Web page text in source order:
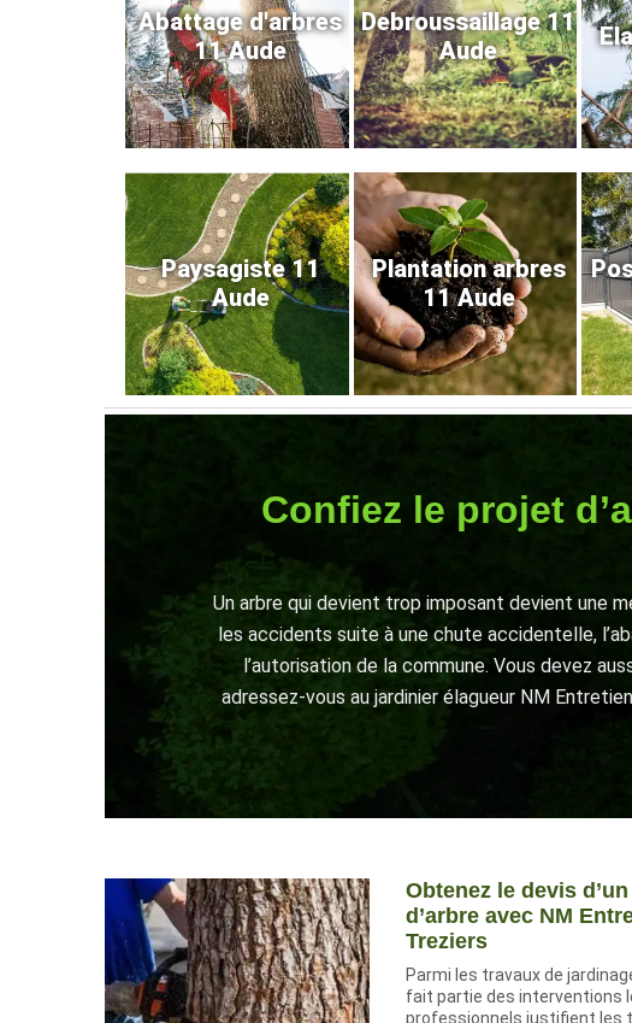
Abattage d'arbres
11 Aude
Debroussaillage 11
Aude
Paysagiste 11
Aude
Plantation arbres
11 Aude
Confiez le projet
Un arbre qui devient trop imposant devient une
les accidents suite à une chute accidentelle,
l’autorisation de la commune. Vous devez
adressez-vous au jardinier élagueur NM
Obtenez le devis
d’arbre avec NM
Treziers
Parmi les travaux de
fait partie des interventions
professionnels justifient les